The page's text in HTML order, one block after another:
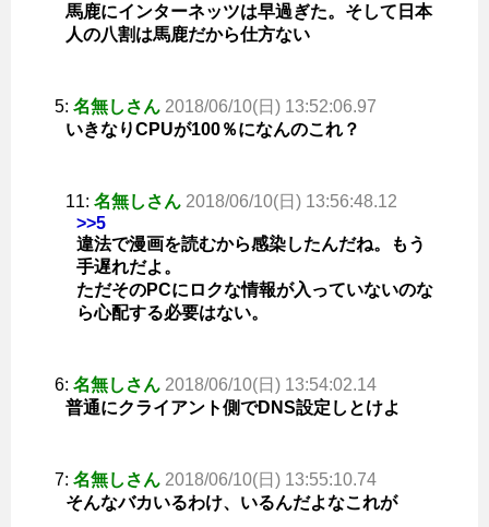
馬鹿にインターネッツは早過ぎた。そして日本
人の八割は馬鹿だから仕方ない
5: 名無しさん 2018/06/10(日) 13:52:06.97
いきなりCPUが100％になんのこれ？
11: 名無しさん 2018/06/10(日) 13:56:48.12
>>5
違法で漫画を読むから感染したんだね。もう
手遅れだよ。
ただそのPCにロクな情報が入っていないのな
ら心配する必要はない。
6: 名無しさん 2018/06/10(日) 13:54:02.14
普通にクライアント側でDNS設定しとけよ
7: 名無しさん 2018/06/10(日) 13:55:10.74
そんなバカいるわけ、いるんだよなこれが